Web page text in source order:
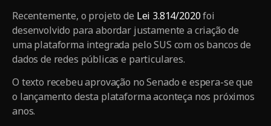
Recentemente, o projeto de Lei 3.814/2020foi
desenvolvido para abordar justamente a criação de
uma plataforma integrada pelo SUS com os bancos de
dados de redes públicas e particulares.
O texto recebeu aprovação no Senado e espera-se que
o lançamento desta plataforma aconteça nos próximos
anos.